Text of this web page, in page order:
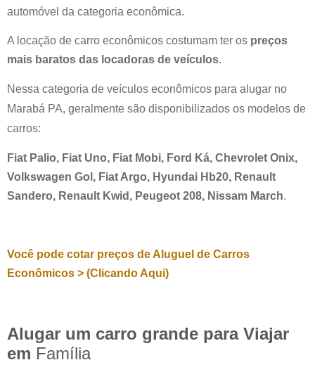
automóvel da categoria econômica.
A locação de carro econômicos costumam ter os preços
mais baratos das locadoras de veículos.
Nessa categoria de veículos econômicos para alugar no
Marabá PA, geralmente são disponibilizados os modelos de
carros:
Fiat Palio, Fiat Uno, Fiat Mobi, Ford Ká, Chevrolet Onix,
Volkswagen Gol, Fiat Argo, Hyundai Hb20, Renault
Sandero, Renault Kwid, Peugeot 208, Nissam March.
Você pode cotar preços de Aluguel de Carros
Econômicos > (Clicando Aqui)
Alugar um carro grande para Viajar
em Família